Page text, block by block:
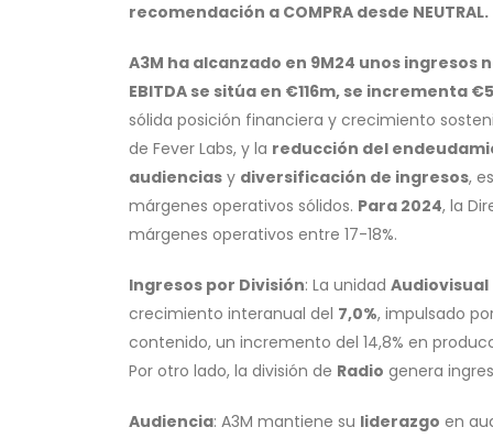
recomendación a COMPRA desde NEUTRAL.
A3M ha alcanzado en 9M24 unos ingresos
EBITDA se sitúa en €116m, se incrementa
sólida posición financiera y crecimiento
de Fever Labs, y la reducción del
audiencias y diversificación de ingresos,
márgenes operativos sólidos. Para 2024, la
márgenes operativos entre 17-18%.
Ingresos por División: La unidad Audiovisual
crecimiento interanual del 7,0%, impulsado
contenido, un incremento del 14,8% en
Por otro lado, la división de Radio genera
Audiencia: A3M mantiene su liderazgo en